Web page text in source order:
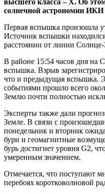
солнечной астрономии
Первая вспышка произошла
Источник вспышки
расстоянии от линии Солнце-
В районе 15:54 часов дня на
вспышка. Взрыв
что и предыдущая вспышка.
событиями прошло всего
Землю почти полностью
Эксперты также дали
Земле. В связи с
понедельник и вторник
бури и геомагнитные
бурь достигнет уровня G2,
умеренным значением.
Отмечается, что поступают
перебоях коротковолновой